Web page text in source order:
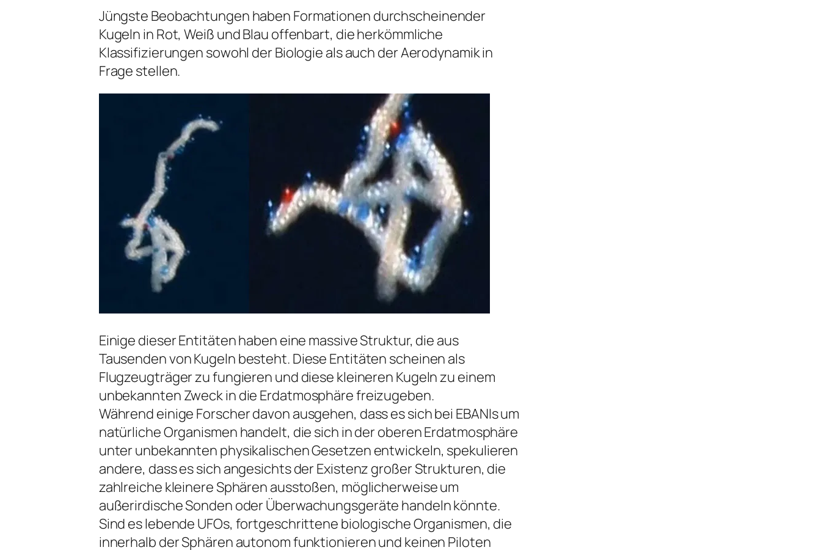
Jüngste Beobachtungen haben Formationen durchscheinender
Kugeln in Rot, Weiß und Blau offenbart, die herkömmliche
Klassifizierungen sowohl der Biologie als auch der Aerodynamik in
Frage stellen.
Einige dieser Entitäten haben eine massive Struktur, die aus
Tausenden von Kugeln besteht. Diese Entitäten scheinen als
Flugzeugträger zu fungieren und diese kleineren Kugeln zu einem
unbekannten Zweck in die Erdatmosphäre freizugeben.
Während einige Forscher davon ausgehen, dass es sich bei EBANIs um
natürliche Organismen handelt, die sich in der oberen Erdatmosphäre
unter unbekannten physikalischen Gesetzen entwickeln, spekulieren
andere, dass es sich angesichts der Existenz großer Strukturen, die
zahlreiche kleinere Sphären ausstoßen, möglicherweise um
außerirdische Sonden oder Überwachungsgeräte handeln könnte.
Sind es lebende UFOs, fortgeschrittene biologische Organismen, die
innerhalb der Sphären autonom funktionieren und keinen Piloten